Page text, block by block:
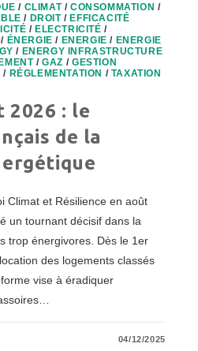
/ CLIMAT/CONSOMMATION /
/ DROIT/EFFICACITÉ
/ELECTRICITÉ /
/ ÉNERGIE / ENERGIE / ENERGIE
/ ENERGY INFRASTRUCTURE
/GAZ / GESTION
/ RÉGLEMENTATION / TAXATION
2026 : le
de la
Climat et Résilience en août
un tournant décisif dans la
trop énergivores. Dès le 1er
des logements classés
vise à éradiquer
04/12/2025